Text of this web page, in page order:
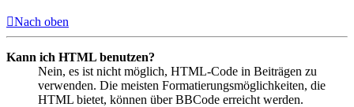
Nach oben
Kann ich HTML benutzen?
Nein, es ist nicht möglich, HTML-Code in Beiträgen zu
verwenden. Die meisten Formatierungsmöglichkeiten, die
HTML bietet, können über BBCode erreicht werden.